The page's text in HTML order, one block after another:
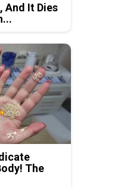
And It Dies
The